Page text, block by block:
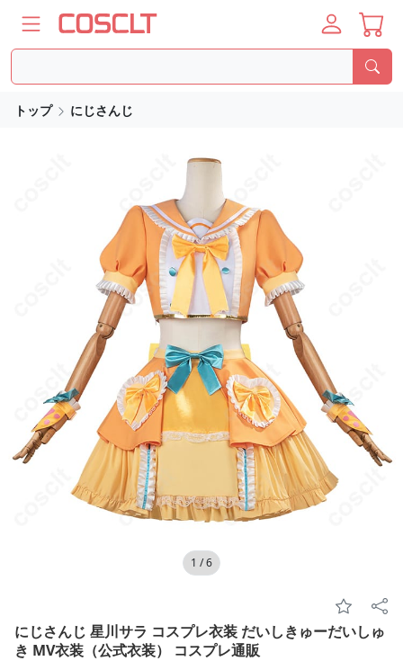
トップ にじさんじ
1 /6
にじさんじ 星川サラ コスプレ衣装 だいしきゅーだいしゅ
き MV衣装（公式衣装） コスプレ通販